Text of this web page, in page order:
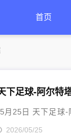
首页
下足球-阿尔特
月25日 天下足球-
2026/05/25